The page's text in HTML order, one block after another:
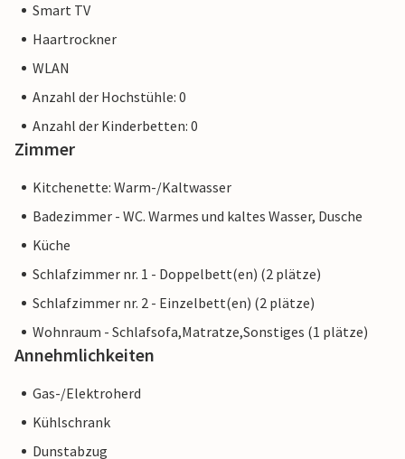
Smart TV
Haartrockner
WLAN
Anzahl der Hochstühle: 0
Anzahl der Kinderbetten: 0
Zimmer
Kitchenette: Warm-/Kaltwasser
Badezimmer - WC. Warmes und kaltes Wasser, Dusche
Küche
Schlafzimmer nr. 1 - Doppelbett(en) (2 plätze)
Schlafzimmer nr. 2 - Einzelbett(en) (2 plätze)
Wohnraum - Schlafsofa,Matratze,Sonstiges (1 plätze)
Annehmlichkeiten
Gas-/Elektroherd
Kühlschrank
Dunstabzug